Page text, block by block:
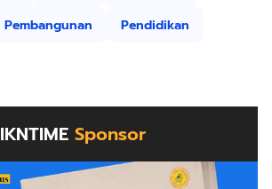
Pembangunan
Pendidikan
IKNTIME Sponsor